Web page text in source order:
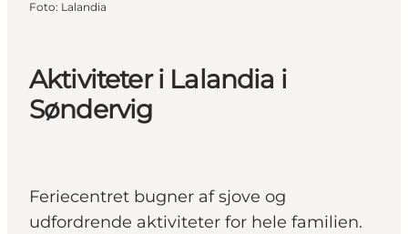
Aktiviteter i Lalandia i
Søndervig
Feriecentret bugner af sjove og
udfordrende aktiviteter for hele familien.
Foto: Lalandia